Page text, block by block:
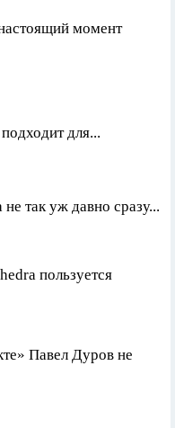
момент
для...
так уж давно сразу...
пользуется
Павел Дуров не